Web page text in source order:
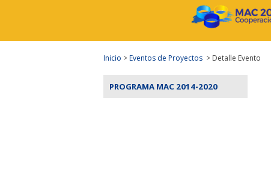
Inicio >Eventos de Proyectos > Detalle Evento
PROGRAMA MAC 2014-2020